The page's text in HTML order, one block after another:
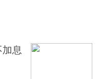
息